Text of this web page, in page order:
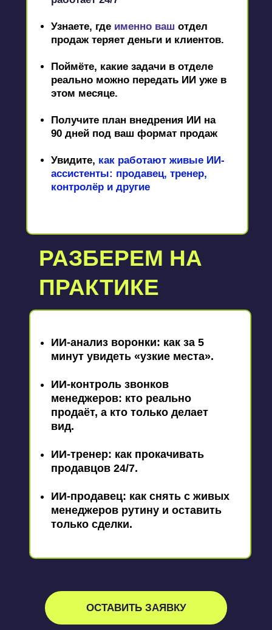
РАЗБЕРЕМ НА
ПРАКТИКЕ
ОСТАВИТЬ ЗАЯВКУ
Узнаете, где именно ваш отдел
продаж теряет деньги и клиентов.
Поймёте, какие задачи в отделе
реально можно передать ИИ уже в
этом месяце.
Получите план внедрения ИИ на
90 дней под ваш формат продаж
Увидите, как работают живые ИИ-
ассистенты: продавец, тренер,
контролёр и другие
ИИ-анализ воронки: как за 5
минут увидеть «узкие места».
ИИ-контроль звонков
менеджеров: кто реально
продаёт, а кто только делает
вид.
ИИ-тренер: как прокачивать
продавцов 24/7.
ИИ-продавец: как снять с живых
менеджеров рутину и оставить
только сделки.